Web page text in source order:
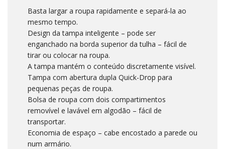
Basta largar a roupa rapidamente e separá-la ao
mesmo tempo.
Design da tampa inteligente – pode ser
enganchado na borda superior da tulha – fácil de
tirar ou colocar na roupa.
A tampa mantém o conteúdo discretamente visível.
Tampa com abertura dupla Quick-Drop para
pequenas peças de roupa.
Bolsa de roupa com dois compartimentos
removível e lavável em algodão – fácil de
transportar.
Economia de espaço – cabe encostado a parede ou
num armário.